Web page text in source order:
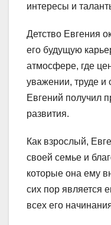
интересы и
Детство Евгения
его будущую
атмосфере, где
уважении, труде и
Евгений получил
развития.
Как взрослый,
своей семье и
которые она ему
сих пор является
всех его